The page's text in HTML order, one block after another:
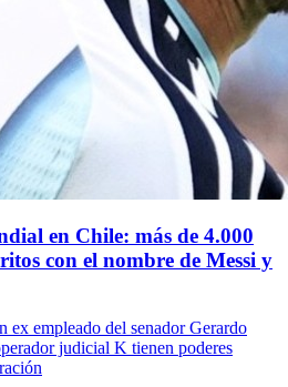
en Chile: más de 4.000
con el nombre de Messi y